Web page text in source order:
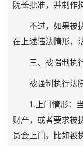
院长批准，并制作
不过，如果被执
在上述违法情形，
三、被强制执行
被强制执行法院
1.上门情形：当
财产，或者要求被
员会上门。比如被